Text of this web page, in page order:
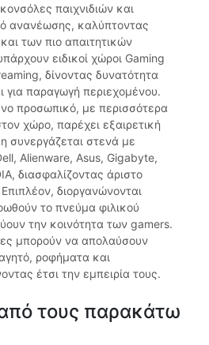
παιχνιδιών και
ανανέωσης, καλύπτοντας
των πιο απαιτητικών
ειδικοί χώροι Gaming
δίνοντας δυνατότητα
για παραγωγή περιεχομένου.
προσωπικό, με περισσότερα
χώρο, παρέχει εξαιρετική
συνεργάζεται στενά με
Alienware, Asus, Gigabyte,
διασφαλίζοντας άριστο
διοργανώνονται
το πνεύμα φιλικού
την κοινότητα των gamers.
μπορούν να απολαύσουν
ροφήματα και
έτσι την εμπειρία τους.
τους παρακάτω